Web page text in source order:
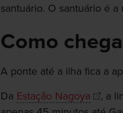
santuário. O santuário é a
Como
A ponte até a ilha fica a
Da Estação Nagoya
, a